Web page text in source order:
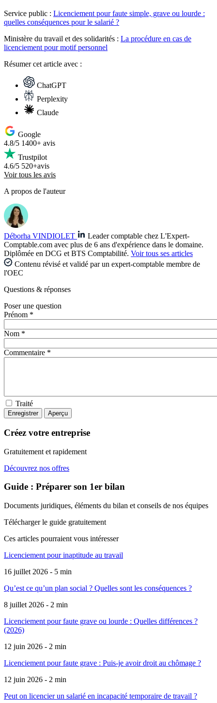
Service public : Licenciement pour faute simple, grave ou lourde :
quelles conséquences pour le salarié ?
Ministère du travail et des solidarités : La procédure en cas de
licenciement pour motif personnel
Résumercet article avec :
ChatGPT
Perplexity
Claude
Google
4.8/5 1400+ avis
Trustpilot
4.6/5 520+avis
Voir tous les avis
A propos de l'auteur
Déborha VINDIOLET
Leader comptable chez L'Expert-
Comptable.com avec plus de 6 ans d'expérience dans le domaine.
Diplômée en DCG et BTS Comptabilité. Voir tous ses articles
Contenu révisé et validé par un expert-comptable membre de
l'OEC
Questions & réponses
Poser une question
Prénom *
Nom *
Commentaire *
Traité
Créez votre entreprise
Gratuitement et rapidement
Découvrez nos offres
Guide : Préparer son 1er bilan
Documents juridiques, éléments du bilan et conseils de nos équipes
Télécharger le guide gratuitement
Ces articles pourraient vous intéresser
Licenciement pour inaptitude au travail
16 juillet 2026 - 5 min
Qu’est ce qu’un plan social ? Quelles sont les conséquences ?
8 juillet 2026 - 2 min
Licenciement pour faute grave ou lourde : Quelles différences ?
(2026)
12 juin 2026 - 2 min
Licenciement pour faute grave : Puis-je avoir droit au chômage ?
12 juin 2026 - 2 min
Peut on licencier un salarié en incapacité temporaire de travail ?